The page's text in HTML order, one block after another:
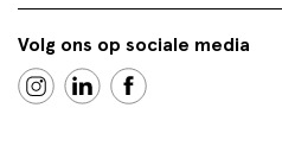
Volg ons op sociale media